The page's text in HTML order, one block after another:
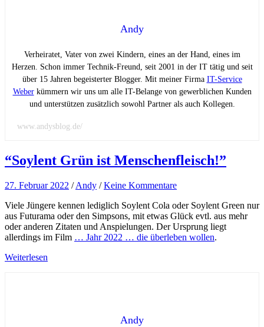
Andy
Verheiratet, Vater von zwei Kindern, eines an der Hand, eines im
Herzen. Schon immer Technik-Freund, seit 2001 in der IT tätig und seit
über 15 Jahren begeisterter Blogger. Mit meiner Firma IT-Service
Weberkümmern wir uns um alle IT-Belange von gewerblichen Kunden
und unterstützen zusätzlich sowohl Partner als auch Kollegen.
www.andysblog.de/
“Soylent Grün ist Menschenfleisch!”
27. Februar 2022 /Andy /Keine Kommentare
Viele Jüngere kennen lediglich Soylent Cola oder Soylent Green nur
aus Futurama oder den Simpsons, mit etwas Glück evtl. aus mehr
oder anderen Zitaten und Anspielungen. Der Ursprung liegt
allerdings im Film … Jahr 2022 … die überleben wollen.
Weiterlesen
Andy